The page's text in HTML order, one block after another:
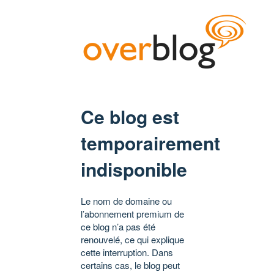
Ce blog est
temporairement
indisponible
Le nom de domaine ou
l’abonnement premium de
ce blog n’a pas été
renouvelé, ce qui explique
cette interruption. Dans
certains cas, le blog peut